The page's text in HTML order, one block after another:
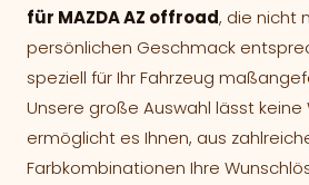
für MAZDA AZ offroad, die nicht
persönlichen Geschmack
speziell für Ihr Fahrzeug
Unsere große Auswahl lässt
ermöglicht es Ihnen, aus
Farbkombinationen Ihre